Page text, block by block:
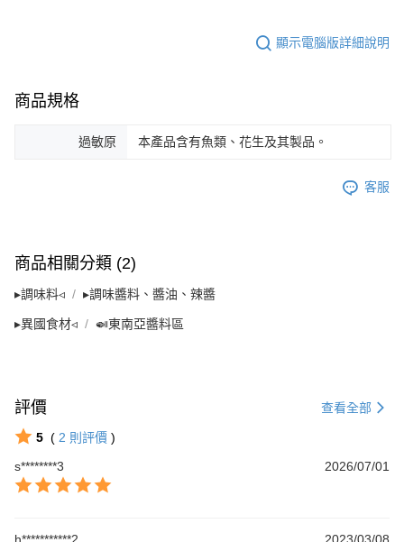
顯示電腦版詳細說明
商品規格
過敏原 本產品含有魚類、花生及其製品。
客服
商品相關分類 (2)
▸調味料◃ ▸調味醬料、醬油、辣醬
▸異國食材◃ 🍛東南亞醬料區
評價 查看全部
5 ( 2 則評價 )
s********3
2026/07/01